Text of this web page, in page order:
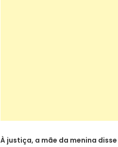
À justiça, a mãe da menina